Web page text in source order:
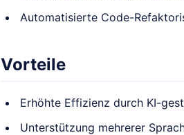
Automatisierte Code-
Vorteile
Erhöhte Effizienz durch KI-
Unterstützung mehrerer